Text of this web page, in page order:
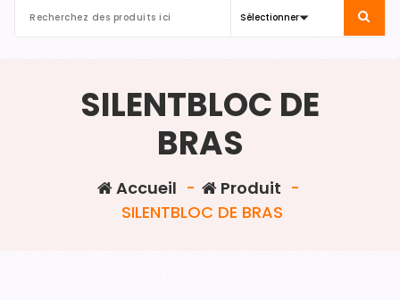
SILENTBLOC DE
BRAS
Accueil - Produit -
SILENTBLOC DE BRAS